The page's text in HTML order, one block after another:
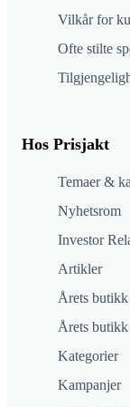
Vilkår for
Ofte stilte
Hos Prisjakt
Temaer &
Nyhetsrom
Investor
Artikler
Årets butikk
Årets
Kategorier
Kampanjer